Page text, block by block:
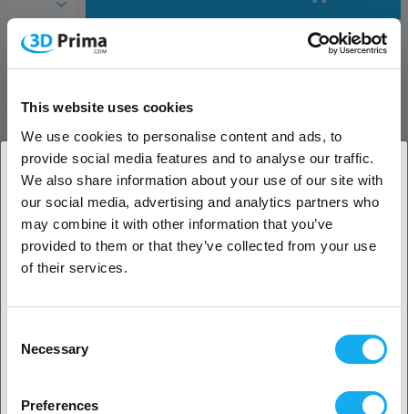
This website uses cookies
We use cookies to personalise content and ads, to
provide social media features and to analyse our traffic.
We also share information about your use of our site with
our social media, advertising and analytics partners who
may combine it with other information that you’ve
provided to them or that they’ve collected from your use
of their services.
Selection
Necessary
Preferences
Producent- og sikkerhedskontakter
PRODUKT BESKRIVELSE
ANMELDELSER
SPØRGSMÅL OM ARTIKLEN?
1. Er du erhvervskunde eller privatkunde?
Erhvervskunde
Privat kunde